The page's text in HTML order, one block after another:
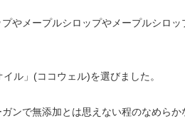
やメープルシロップやメープルシロッ
ル」(ココウェル)を選びました。
ンで無添加とは思えない程のなめらか